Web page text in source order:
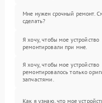
Мне нужен срочный ремонт.
сделать?
Я хочу, чтобы мое устройство
ремонтировали при мне.
Я хочу, чтобы мое устройство
ремонтировалось только
запчастями.
Как я узнаю, что мое